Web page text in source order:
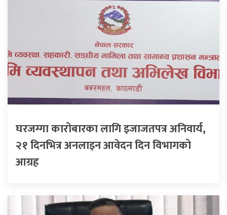
घरजग्गा कारोबारका लागि इजाजतपत्र अनिवार्य,
२१ दिनभित्र अनलाइन आवेदन दिन विभागको
आग्रह